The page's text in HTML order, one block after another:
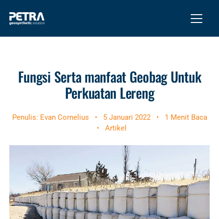
Fungsi Serta manfaat Geobag Untuk
Perkuatan Lereng
Penulis: Evan Cornelius • 5 Januari 2022 •
1 Menit Baca
•
Artikel